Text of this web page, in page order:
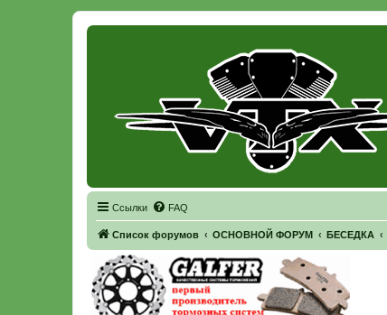
Ссылки FAQ
Список форумов ОСНОВНОЙ ФОРУМ БЕСЕДКА